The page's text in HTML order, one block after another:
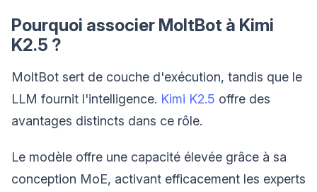
Pourquoi associer MoltBot à Kimi
K2.5 ?
MoltBot sert de couche d'exécution, tandis que le
LLM fournit l'intelligence. Kimi K2.5 offre des
avantages distincts dans ce rôle.
Le modèle offre une capacité élevée grâce à sa
conception MoE, activant efficacement les experts